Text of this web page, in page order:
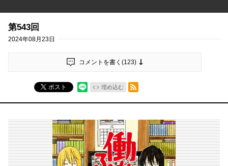
第543回
2024年08月23日
コメントを書く(123)
ポスト 埋め込む
RSSフィード